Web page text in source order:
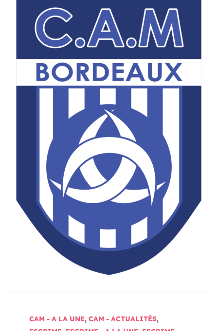
CAM - A LA UNE,CAM - ACTUALITÉS,